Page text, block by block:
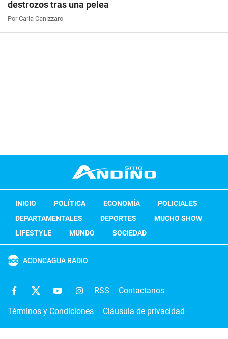
destrozos tras una pelea
Por Carla Canizzaro
INICIO POLÍTICA ECONOMÍA
POLICIALES
DEPARTAMENTALES
DEPORTES
MUCHO SHOW
LIFESTYLE
MUNDO SOCIEDAD
ACONCAGUA RADIO
RSS Contactanos
Términos y Condiciones Cláusula de privacidad